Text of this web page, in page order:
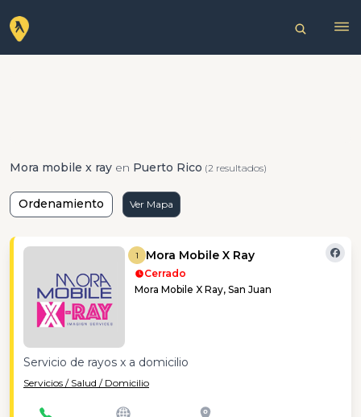
Mora mobile x ray en Puerto Rico (2 resultados)
Ordenamiento Ver Mapa
1 Mora Mobile X Ray
Cerrado
Mora Mobile X Ray, San Juan
Servicio de rayos x a domicilio
Servicios / Salud / Domicilio